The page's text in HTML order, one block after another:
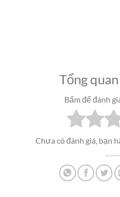
Tổng
Bấm để đánh
Chưa có đánh giá, bạn